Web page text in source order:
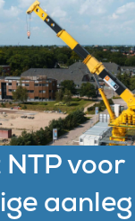
voor
aanleg